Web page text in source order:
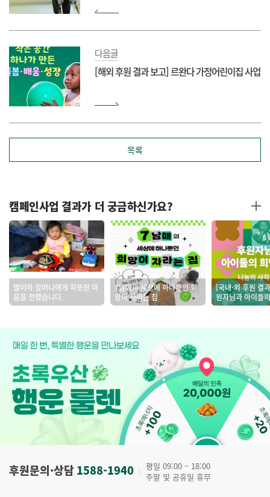
다음글
[해외 후원 결과 보고] 르완다 가정어린이집 사업
목록
캠페인사업 결과가 더 궁금하신가요?
별이와 할머니에게 따뜻한 마
음을 전했습니다.
7남매의 세상에 하나뿐인 희
망이 자라는 집
[국내·외 후원 결
원자님과 아이들
식-나눔의 사칙연
후원문의·상담1588-1940
평일 09:00 ~ 18:00
주말 및 공휴일 휴무